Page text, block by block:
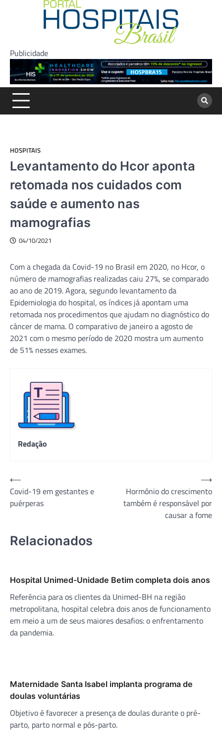
Publicidade
HOSPITAIS
Levantamento do Hcor aponta
retomada nos cuidados com
saúde e aumento nas
mamografias
04/10/2021
Com a chegada da Covid-19 no Brasil em 2020, no Hcor, o
número de mamografias realizadas caiu 27%, se comparado
ao ano de 2019. Agora, segundo levantamento da
Epidemiologia do hospital, os índices já apontam uma
retomada nos procedimentos que ajudam no diagnóstico do
câncer de mama. O comparativo de janeiro a agosto de
2021 com o mesmo período de 2020 mostra um aumento
de 51% nesses exames.
Redação
Navegação
de
Post
⟵
Covid-19 em gestantes e
puérperas
Hormônio do crescimento
também é responsável por
causar a fome
⟶
Relacionados
Hospital Unimed-Unidade Betim completa dois anos
Referência para os clientes da Unimed-BH na região
metropolitana, hospital celebra dois anos de funcionamento
em meio a um de seus maiores desafios: o enfrentamento
da pandemia.
Maternidade Santa Isabel implanta programa de
doulas voluntárias
Objetivo é favorecer a presença de doulas durante o pré-
parto, parto normal e pós-parto.